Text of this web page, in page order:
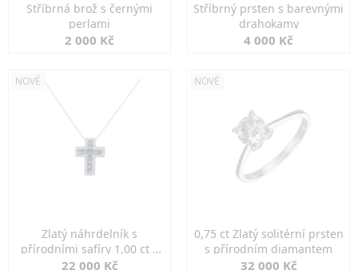
Stříbrná brož s černými
perlami
2 000 Kč
Stříbrný prsten s barevnými
drahokamy
4 000 Kč
NOVÉ
Zlatý náhrdelník s
přírodními safíry 1,00 ct a
diamanty
22 000 Kč
NOVÉ
0,75 ct Zlatý solitérní prsten
s přírodním diamantem
32 000 Kč